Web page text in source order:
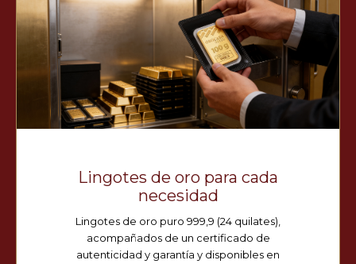
Lingotes de oro para cada
necesidad
Lingotes de oro puro 999,9 (24 quilates),
acompañados de un certificado de
autenticidad y garantía y disponibles en